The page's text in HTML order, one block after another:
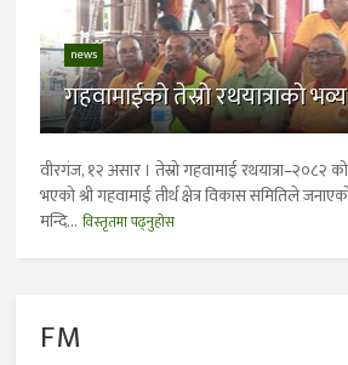
news
गहवामाईको तेस्रो रथयात्राको
वीरगंज, १२ असार । तेस्रो गहवामाई रथयात्रा–२०८२
भएको श्री गहवामाई तीर्थ क्षेत्र विकास समितिले
मन्दि... विस्तृतमा पढ्नुहोस
FM